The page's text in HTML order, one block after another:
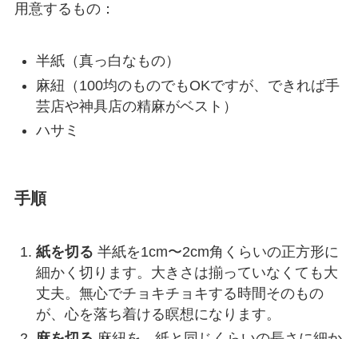
用意するもの：
半紙（真っ白なもの）
麻紐（100均のものでもOKですが、できれば手
芸店や神具店の精麻がベスト）
ハサミ
手順
紙を切る 半紙を1cm〜2cm角くらいの正方形に
細かく切ります。大きさは揃っていなくても大
丈夫。無心でチョキチョキする時間そのもの
が、心を落ち着ける瞑想になります。